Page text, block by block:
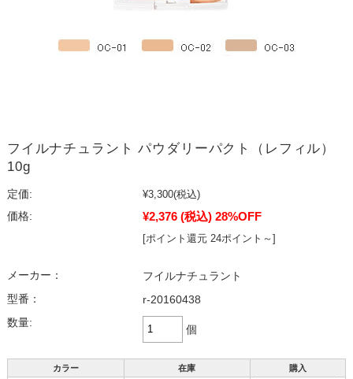
フイルナチュラント パウダリーパクト（レフィル）
10g
定価: ¥3,300(税込)
価格:
¥2,376 (税込) 28%OFF
[ポイント還元 24ポイント～]
メーカー：
フイルナチュラント
型番：
r-20160438
数量:
個
カラー 在庫 購入